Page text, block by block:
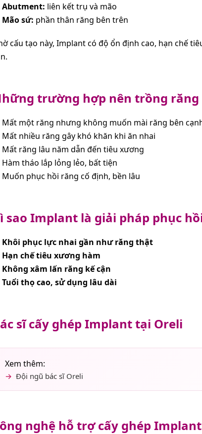
Abutment: liên kết trụ và mão
Mão sứ: phần thân răng bên trên
cấu tạo này, Implant có độ ổn định cao, hạn chế
trường hợp nên trồng
Mất một răng nhưng không muốn mài răng bên
Mất nhiều răng gây khó khăn khi ăn nhai
Mất răng lâu năm dẫn đến tiêu xương
Hàm tháo lắp lỏng lẻo, bất tiện
Muốn phục hồi răng cố định, bền lâu
sao Implant là giải pháp phục
Khôi phục lực nhai gần như răng thật
Hạn chế tiêu xương hàm
Không xâm lấn răng kế cận
Tuổi thọ cao, sử dụng lâu dài
sĩ cấy ghép Implant tại Oreli
Xem thêm:
Đội ngũ bác sĩ Oreli
nghệ hỗ trợ cấy ghép Implant